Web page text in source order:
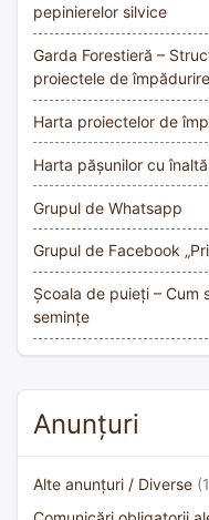
pepinierelor silvice
Garda Forestieră –
proiectele de împădurire
Harta proiectelor de
Harta pășunilor cu
Grupul de Whatsapp
Grupul de Facebook
Școala de puieți – Cum
semințe
Anunțuri
Alte anunțuri / Diverse